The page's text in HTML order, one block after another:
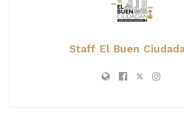
Staff El Buen